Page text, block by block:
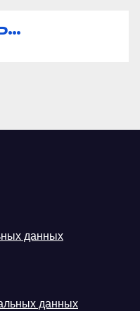
данных
данных